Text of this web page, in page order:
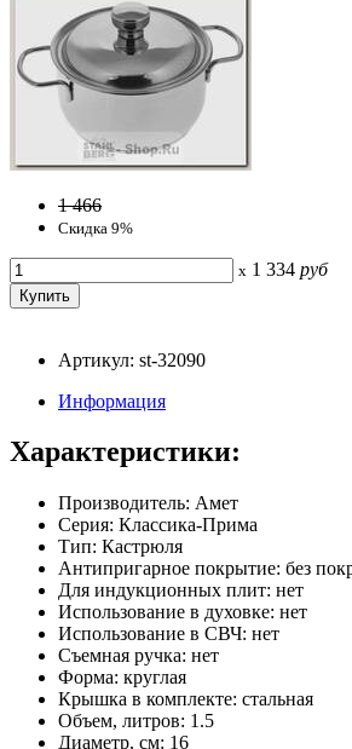
1 466
Скидка 9%
x 1 334 руб
Артикул: st-32090
Информация
Характеристики:
Производитель: Амет
Серия: Классика-Прима
Тип: Кастрюля
Антипригарное покрытие: без
Для индукционных плит: нет
Использование в духовке: нет
Использование в СВЧ: нет
Съемная ручка: нет
Форма: круглая
Крышка в комплекте: стальная
Объем, литров: 1.5
Диаметр, см: 16